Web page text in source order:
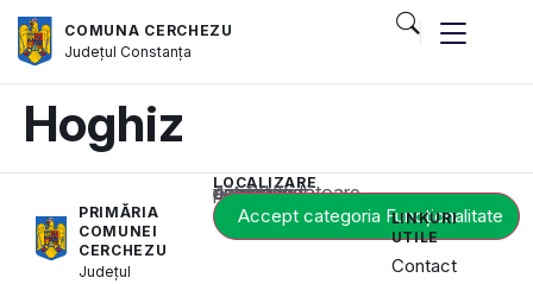
COMUNA CERCHEZU
JudețulConstanța
Hoghiz
PRIMĂRIA
COMUNEI
CERCHEZU
Județul
LOCALIZARE
Acest conținut este blocat până când acceptați categoria corespunzătoare de cookie-uri.
Accept categoria Funcționalitate
LINKURI
UTILE
Contact